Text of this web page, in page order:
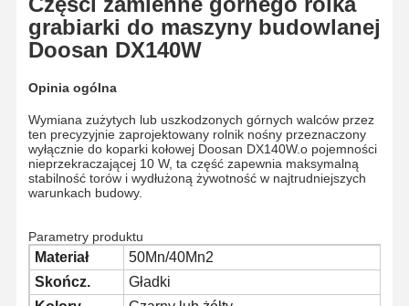
grabiarki do maszyny budowlanej
Doosan DX140W
Opinia ogólna
Wymiana zużytych lub uszkodzonych górnych walców przez
ten precyzyjnie zaprojektowany rolnik nośny przeznaczony
wyłącznie do koparki kołowej Doosan DX140W.o pojemności
nieprzekraczającej 10 W, ta część zapewnia maksymalną
stabilność torów i wydłużoną żywotność w najtrudniejszych
warunkach budowy.
Parametry produktu
Materiał
50Mn/40Mn2
Skończ.
Gładki